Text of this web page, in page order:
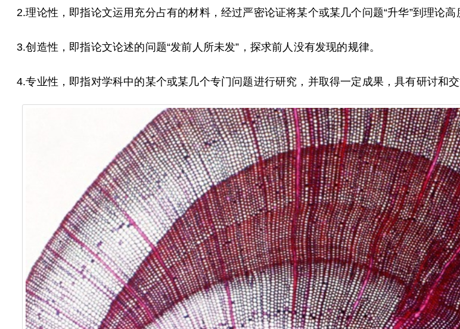
2.理论性，即指论文运用充分占有的材料，经过严密论证将某个或某几个问题“升华”到理论
3.创造性，即指论文论述的问题“发前人所未发”，探求前人没有发现的规律。
4.专业性，即指对学科中的某个或某几个专门问题进行研究，并取得一定成果，具有研讨和交